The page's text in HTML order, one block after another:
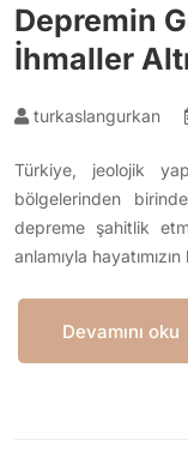
Depremin
İhmaller
turkaslangurkan
Türkiye, jeolojik
bölgelerinden
depreme şahitlik
anlamıyla
Devamını oku